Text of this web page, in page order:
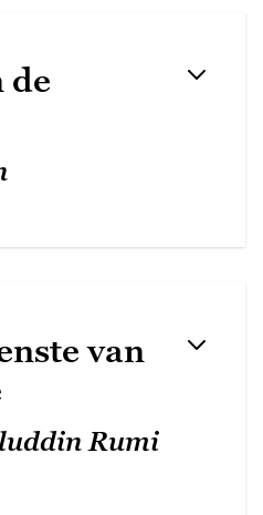
de
van
Rumi